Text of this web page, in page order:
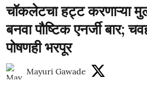
चॉकलेटचा हट्ट करणाऱ्या
बनवा पौष्टिक एनर्जी बार;
पोषणही भरपूर
Mayuri Gawade